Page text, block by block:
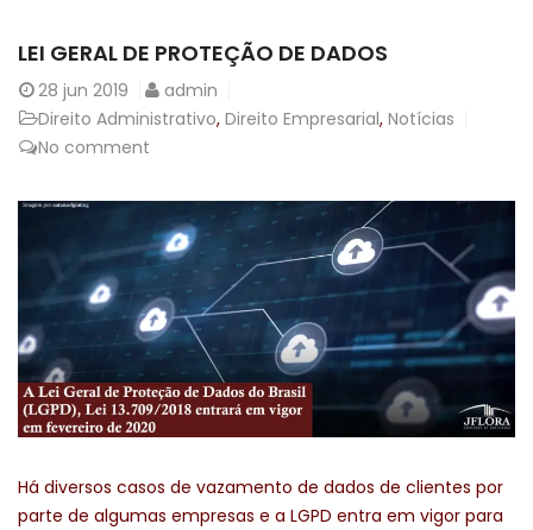
LEI GERAL DE PROTEÇÃO DE DADOS
28 jun 2019
admin
Direito Administrativo, Direito Empresarial, Notícias
No comment
Há diversos casos de vazamento de dados de clientes por
parte de algumas empresas e a LGPD entra em vigor para